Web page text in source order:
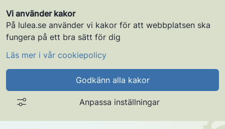
Vi använder kakor
På lulea.se använder vi kakor för att webbplatsen ska
fungera på ett bra sätt för dig
Läs mer i vår cookiepolicy
Godkänn alla kakor
Anpassa inställningar